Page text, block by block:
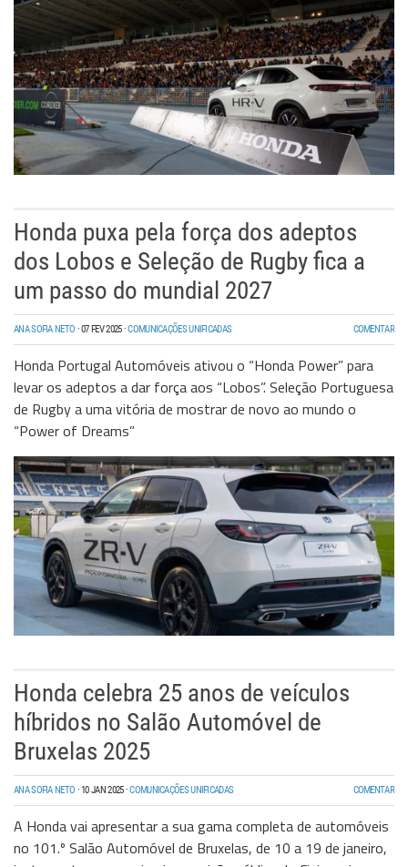
Honda puxa pela força dos adeptos
dos Lobos e Seleção de Rugby fica a
um passo do mundial 2027
ANA SOFIA NETO ·07 FEV 2025·COMUNICAÇÕES UNIFICADAS COMENTAR
Honda Portugal Automóveis ativou o “Honda Power” para
levar os adeptos a dar força aos “Lobos”. Seleção Portuguesa
de Rugby a uma vitória de mostrar de novo ao mundo o
“Power of Dreams”
Honda celebra 25 anos de veículos
híbridos no Salão Automóvel de
Bruxelas 2025
ANA SOFIA NETO ·10 JAN 2025·COMUNICAÇÕES UNIFICADAS COMENTAR
A Honda vai apresentar a sua gama completa de automóveis
no 101.º Salão Automóvel de Bruxelas, de 10 a 19 de janeiro,